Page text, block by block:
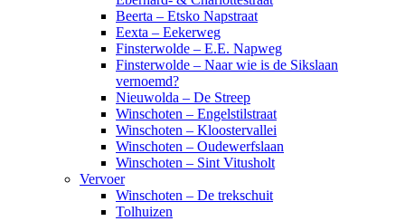
Beerta – Etsko Napstraat
Eexta – Eekerweg
Finsterwolde – E.E. Napweg
Finsterwolde – Naar wie is de Sikslaan
vernoemd?
Nieuwolda – De Streep
Winschoten – Engelstilstraat
Winschoten – Kloostervallei
Winschoten – Oudewerfslaan
Winschoten – Sint Vitusholt
Vervoer
Winschoten – De trekschuit
Tolhuizen